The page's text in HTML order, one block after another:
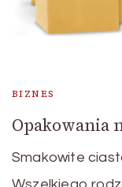
BIZNES
Opakowania
Smakowite